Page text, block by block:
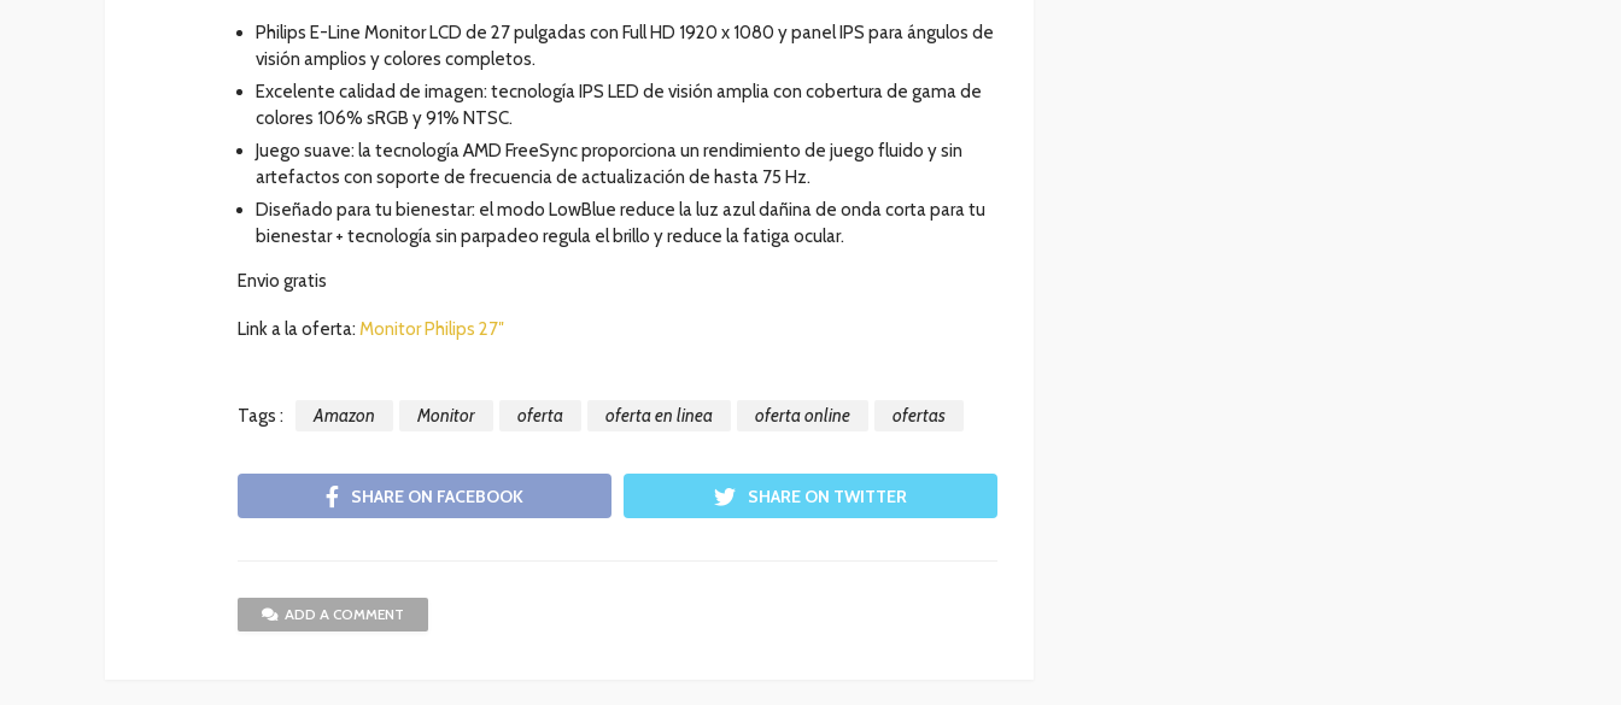
Philips E-Line Monitor LCD de 27 pulgadas con Full HD 1920 x 1080 y panel IPS para ángulos de
visión amplios y colores completos.
Excelente calidad de imagen: tecnología IPS LED de visión amplia con cobertura de gama de
colores 106% sRGB y 91% NTSC.
Juego suave: la tecnología AMD FreeSync proporciona un rendimiento de juego fluido y sin
artefactos con soporte de frecuencia de actualización de hasta 75 Hz.
Diseñado para tu bienestar: el modo LowBlue reduce la luz azul dañina de onda corta para tu
bienestar + tecnología sin parpadeo regula el brillo y reduce la fatiga ocular.
Envio gratis
Link a la oferta: Monitor Philips 27″
Tags : Amazon Monitor oferta oferta en linea oferta online ofertas
SHARE ON FACEBOOK SHARE ON TWITTER
ADD A COMMENT